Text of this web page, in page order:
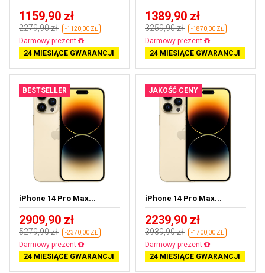
1159,90 zł
2279,90 zł -1120,00 ZŁ
Darmowa dostawa
24 MIESIĄCE GWARANCJI
1389,90 zł
3259,90 zł -1870,00 ZŁ
Darmowa dostawa
24 MIESIĄCE GWARANCJI
BESTSELLER
iPhone 14 Pro Max...
2909,90 zł
5279,90 zł -2370,00 ZŁ
Darmowa dostawa
24 MIESIĄCE GWARANCJI
JAKOŚĆ CENY
iPhone 14 Pro Max...
2239,90 zł
3939,90 zł -1700,00 ZŁ
Darmowa dostawa
24 MIESIĄCE GWARANCJI